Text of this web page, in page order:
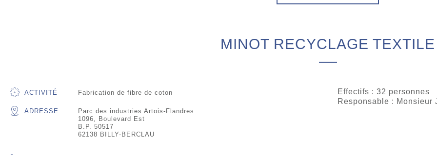
MINOT RECYCLAGE TEXTILE
ACTIVITÉ Fabrication de fibre de coton
ADRESSE
Parc des industries Artois-Flandres
1096, Boulevard Est
B.P. 50517
62138 BILLY-BERCLAU
Effectifs : 32 personnes
Responsable : Monsieur